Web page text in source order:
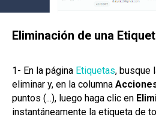
Eliminación de una
1- En la página Etiquetas, busque
eliminar y, en la columna
puntos (...), luego haga clic en
instantáneamente la etiqueta de